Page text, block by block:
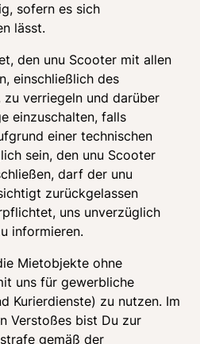
sofern es sich
lässt.
den unu Scooter mit allen
einschließlich des
zu verriegeln und darüber
einzuschalten, falls
einer technischen
sein, den unu Scooter
darf der unu
zurückgelassen
uns unverzüglich
informieren.
Mietobjekte ohne
uns für gewerbliche
Kurierdienste) zu nutzen. Im
Verstoßes bist Du zur
gemäß der